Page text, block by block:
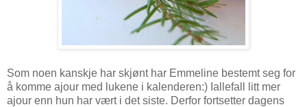
Som noen kanskje har skjønt har Emmeline bestemt seg for
å komme ajour med lukene i kalenderen:) Iallefall litt mer
ajour enn hun har vært i det siste. Derfor fortsetter dagens